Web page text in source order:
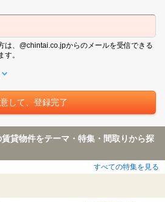
は、@chintai.co.jpからのメールを受信できる
す。
貸物件をテーマ・特集・間取りから探
すべての特集を見る